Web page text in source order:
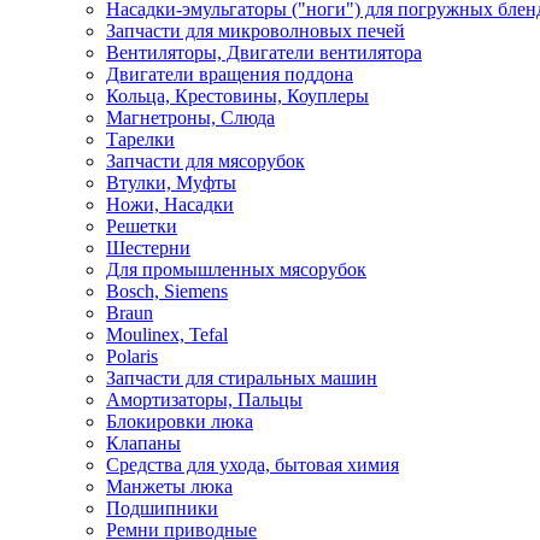
Насадки-эмульгаторы ("ноги") для погружных
Запчасти для микроволновых печей
Вентиляторы, Двигатели вентилятора
Двигатели вращения поддона
Кольца, Крестовины, Коуплеры
Магнетроны, Слюда
Тарелки
Запчасти для мясорубок
Втулки, Муфты
Ножи, Насадки
Решетки
Шестерни
Для промышленных мясорубок
Bosch, Siemens
Braun
Moulinex, Tefal
Polaris
Запчасти для стиральных машин
Амортизаторы, Пальцы
Блокировки люка
Клапаны
Средства для ухода, бытовая химия
Манжеты люка
Подшипники
Ремни приводные